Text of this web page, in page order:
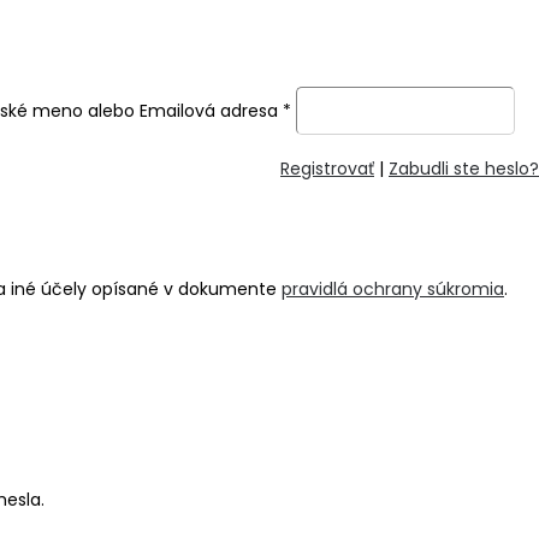
meno alebo Emailová adresa *
Registrovať | Zabudli ste heslo?
iné účely opísané v dokumente pravidlá ochrany súkromia.